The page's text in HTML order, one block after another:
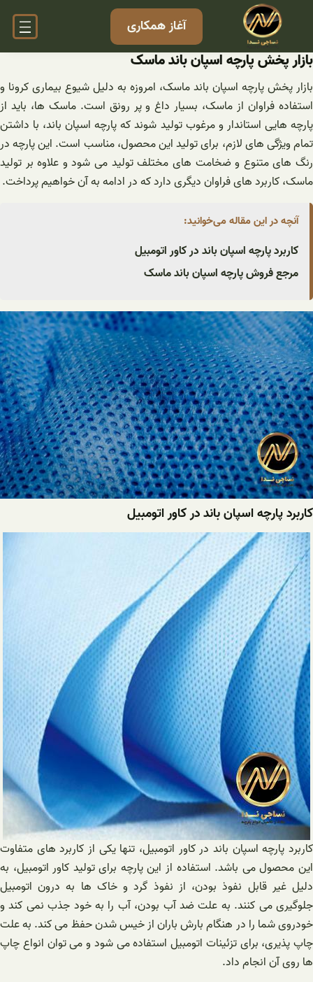
آغاز همکاری
بازار پخش پارچه اسپان باند ماسک
بازار پخش پارچه اسپان باند ماسک، امروزه به دلیل شیوع بیماری کرونا و
استفاده فراوان از ماسک، بسیار داغ و پر رونق است. ماسک ها، باید از
پارچه هایی استاندار و مرغوب تولید شوند که پارچه اسپان باند، با داشتن
تمام ویژگی های لازم، برای تولید این محصول، مناسب است. این پارچه در
رنگ های متنوع و ضخامت های مختلف تولید می شود و علاوه بر تولید
ماسک، کاربرد های فراوان دیگری دارد که در ادامه به آن خواهیم پرداخت.
آنچه در این مقاله می‌خوانید:
کاربرد پارچه اسپان باند در کاور اتومبیل
مرجع فروش پارچه اسپان باند ماسک
کاربرد پارچه اسپان باند در کاور اتومبیل
کاربرد پارچه اسپان باند در کاور اتومبیل، تنها یکی از کاربرد های متفاوت
این محصول می باشد. استفاده از این پارچه برای تولید کاور اتومبیل، به
دلیل غیر قابل نفوذ بودن، از نفوذ گرد و خاک ها به درون اتومبیل
جلوگیری می کنند. به علت ضد آب بودن، آب را به خود جذب نمی کند و
خودروی شما را در هنگام بارش باران از خیس شدن حفظ می کند. به علت
چاپ پذیری، برای تزئینات اتومبیل استفاده می شود و می توان انواع چاپ
ها روی آن انجام داد.